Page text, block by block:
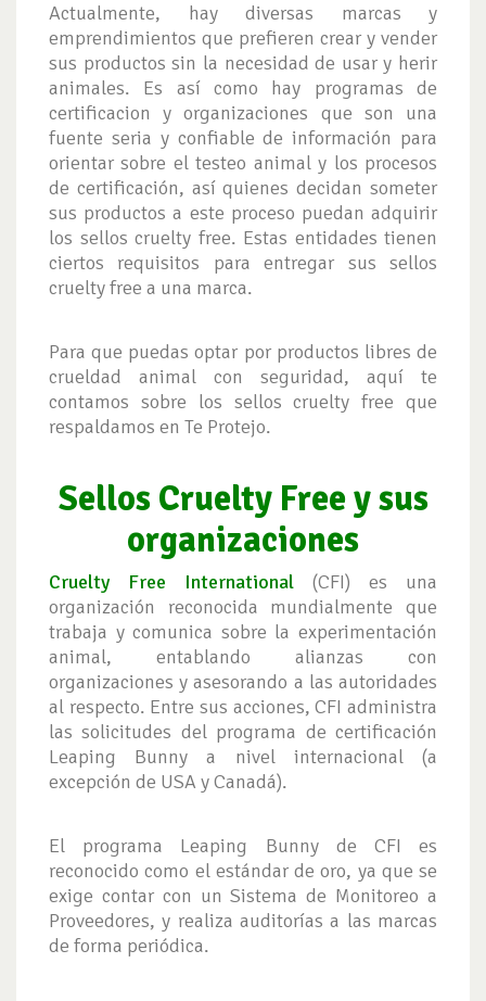
Actualmente, hay diversas marcas y
emprendimientos que prefieren crear y vender
sus productos sin la necesidad de usar y herir
animales. Es así como hay programas de
certificacion y organizaciones que son una
fuente seria y confiable de información para
orientar sobre el testeo animal y los procesos
de certificación, así quienes decidan someter
sus productos a este proceso puedan adquirir
los sellos cruelty free. Estas entidades tienen
ciertos requisitos para entregar sus sellos
cruelty free a una marca.
Para que puedas optar por productos libres de
crueldad animal con seguridad, aquí te
contamos sobre los sellos cruelty free que
respaldamos en Te Protejo.
Sellos Cruelty Free y sus
organizaciones
Cruelty Free International
(CFI) es una
organización reconocida mundialmente que
trabaja y comunica sobre la experimentación
animal, entablando alianzas con
organizaciones y asesorando a las autoridades
al respecto. Entre sus acciones, CFI administra
las solicitudes del programa de certificación
Leaping Bunny a nivel internacional (a
excepción de USA y Canadá).
El programa Leaping Bunny de CFI es
reconocido como el estándar de oro, ya que se
exige contar con un Sistema de Monitoreo a
Proveedores, y realiza auditorías a las marcas
de forma periódica.